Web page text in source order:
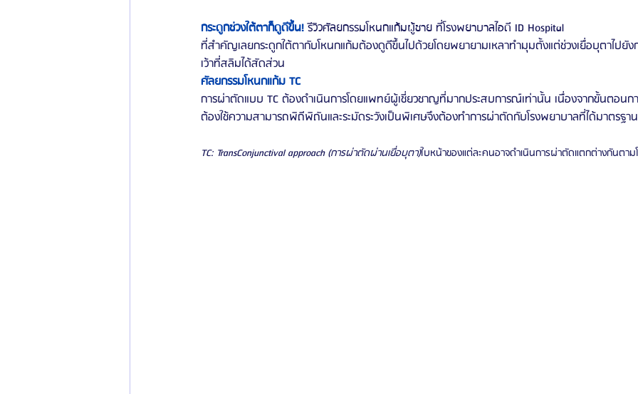
กระดูกช่วงใต้ตาก็ดูดีขึ้น! รีวิวศัลยกรรมโหนกแก้มผู้ชาย ที่โรงพยาบาลไอดี ID Hospital
ที่สำคัญเลยกระดูกใต้ตากับโหนกแก้มต้องดูดีขึ้นไปด้วยโดยพยายามเหลาทำมุมตั้งแต่ช่วงเยื่อบุตาไปยังก
เว้าที่สลิมได้สัดส่วน
ศัลยกรรมโหนกแก้ม TC
การผ่าตัดแบบ TC ต้องดำเนินการโดยแพทย์ผู้เชี่ยวชาญที่มากประสบการณ์เท่านั้น เนื่องจากขั้นตอนกา
ต้องใช้ความสามารถพิถีพิถันและระมัดระวังเป็นพิเศษจึงต้องทำการผ่าตัดกับโรงพยาบาลที่ได้มาตรฐา
TC: TransConjunctival approach (การผ่าตัดผ่านเยื่อบุตา)ใบหน้าของแต่ละคนอาจดำเนินการผ่าตัดแตกต่างกันตาม